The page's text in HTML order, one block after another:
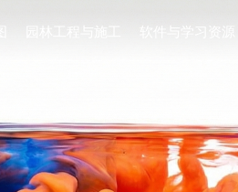
园林工程与施工 软件与学习资源